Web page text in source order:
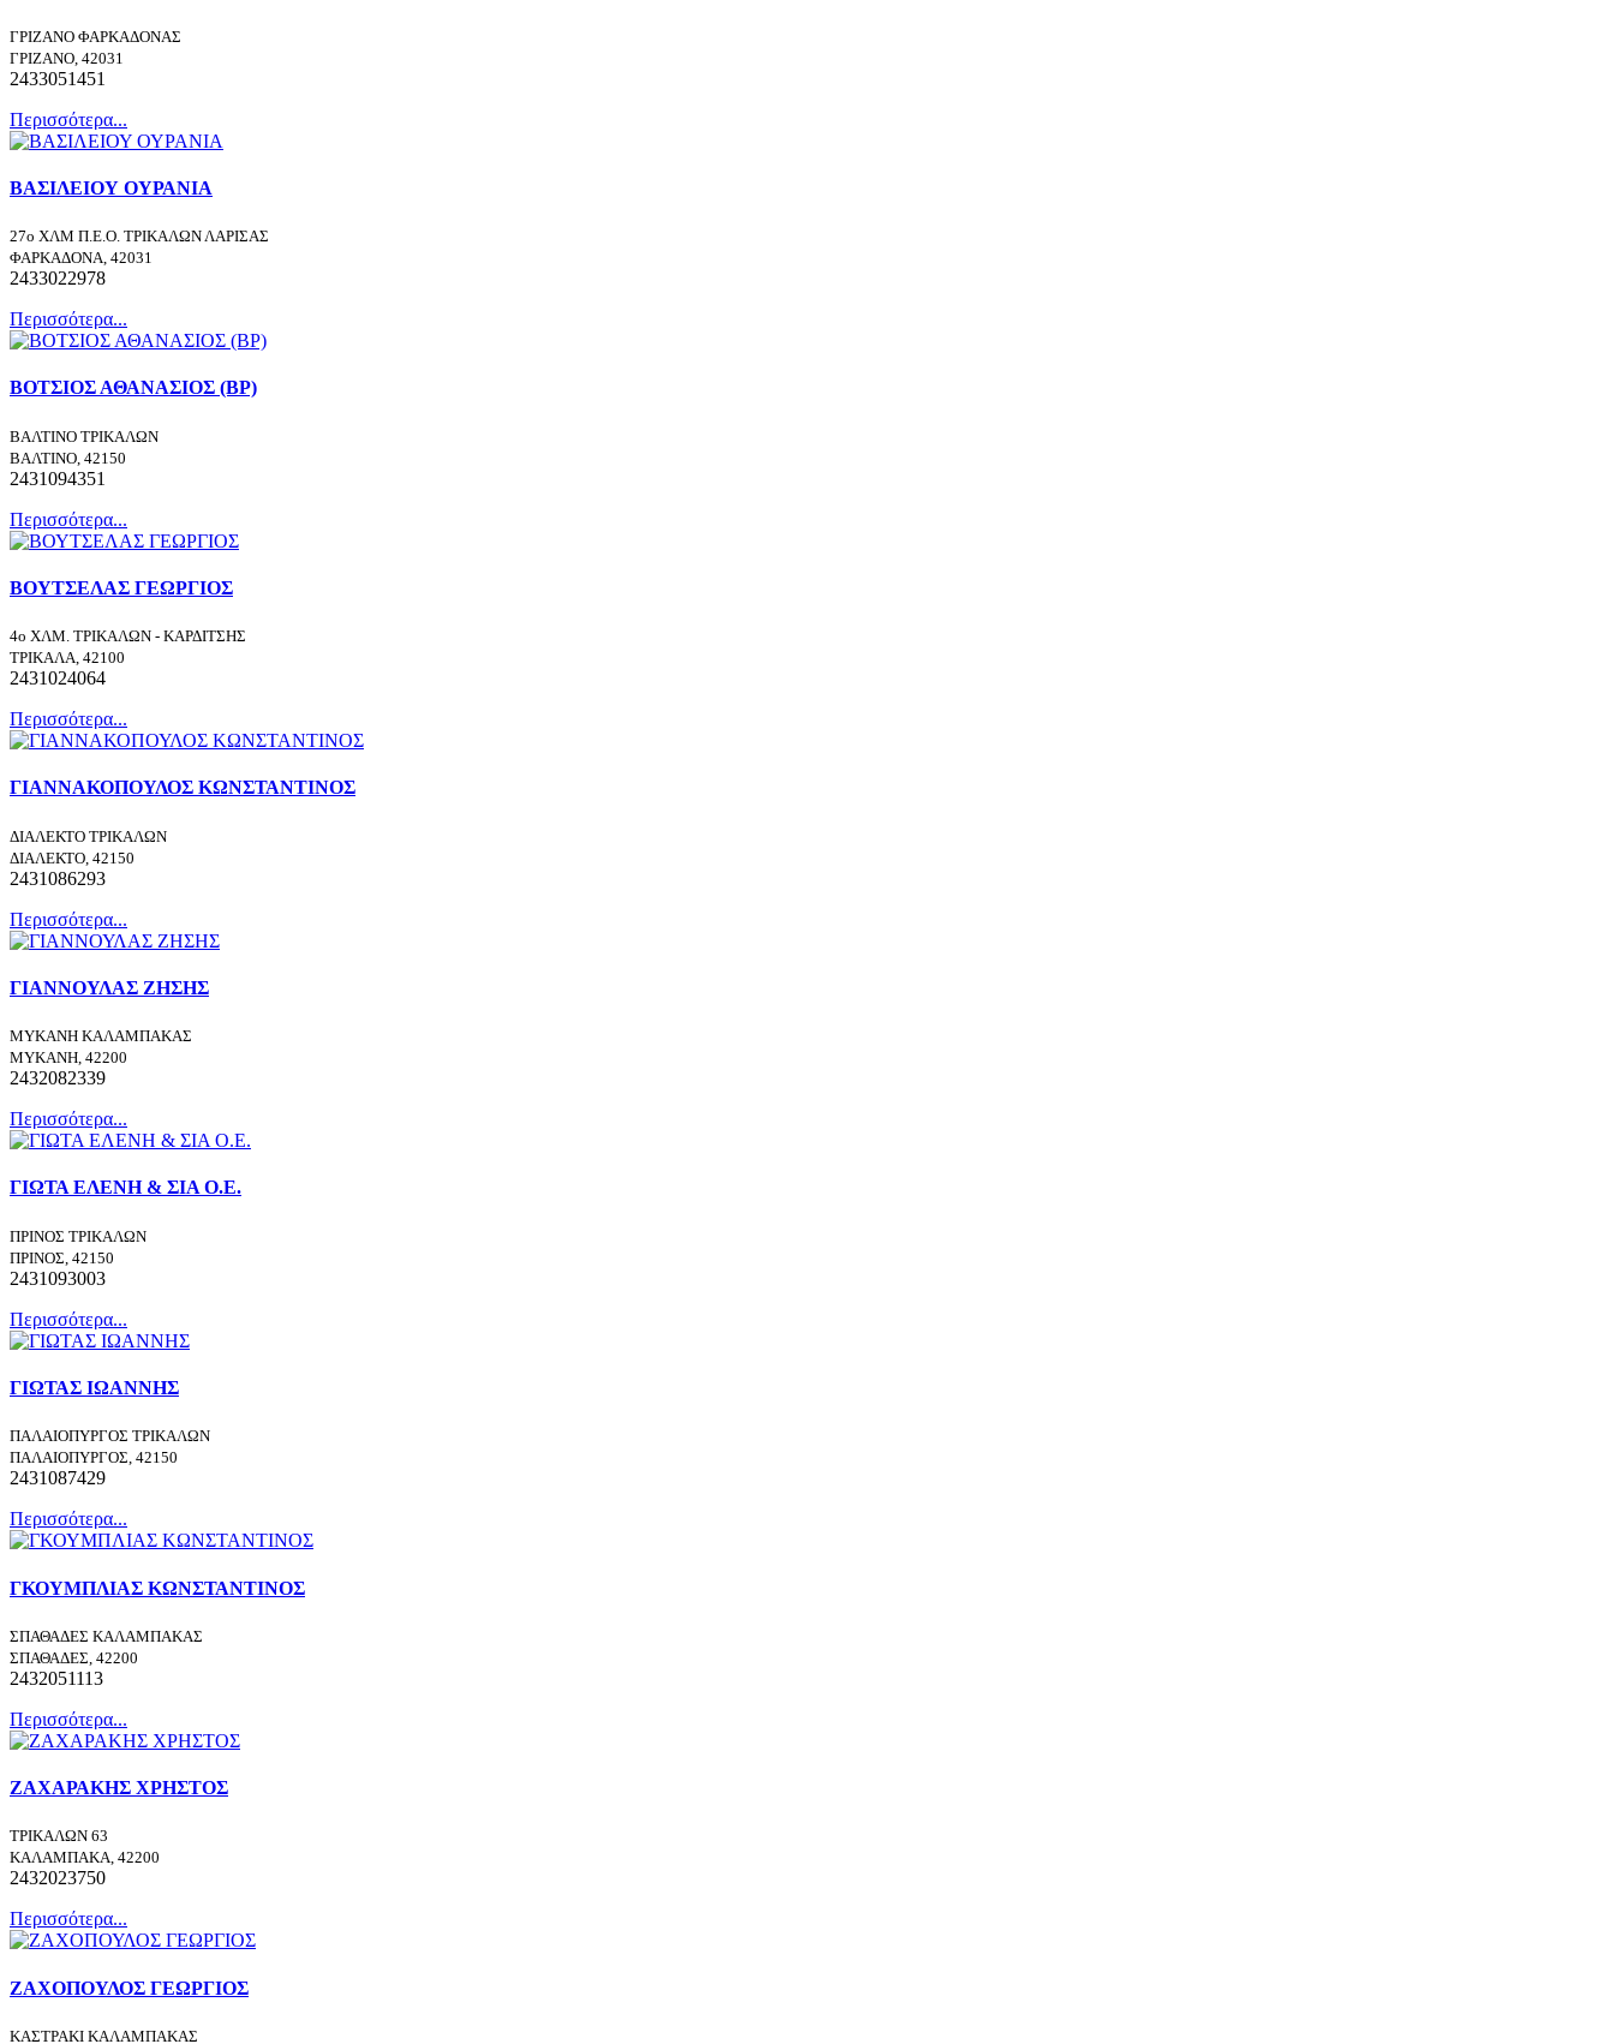
ΓΡΙΖΑΝΟ ΦΑΡΚΑΔΟΝΑΣ
ΓΡΙΖΑΝΟ, 42031
2433051451
Περισσότερα...
ΒΑΣΙΛΕΙΟΥ ΟΥΡΑΝΙΑ
27ο ΧΛΜ Π.Ε.Ο. ΤΡΙΚΑΛΩΝ ΛΑΡΙΣΑΣ
ΦΑΡΚΑΔΟΝΑ, 42031
2433022978
Περισσότερα...
ΒΟΤΣΙΟΣ ΑΘΑΝΑΣΙΟΣ (BP)
ΒΑΛΤΙΝΟ ΤΡΙΚΑΛΩΝ
ΒΑΛΤΙΝΟ, 42150
2431094351
Περισσότερα...
ΒΟΥΤΣΕΛΑΣ ΓΕΩΡΓΙΟΣ
4ο ΧΛΜ. ΤΡΙΚΑΛΩΝ - ΚΑΡΔΙΤΣΗΣ
ΤΡΙΚΑΛΑ, 42100
2431024064
Περισσότερα...
ΓΙΑΝΝΑΚΟΠΟΥΛΟΣ ΚΩΝΣΤΑΝΤΙΝΟΣ
ΔΙΑΛΕΚΤΟ ΤΡΙΚΑΛΩΝ
ΔΙΑΛΕΚΤΟ, 42150
2431086293
Περισσότερα...
ΓΙΑΝΝΟΥΛΑΣ ΖΗΣΗΣ
ΜΥΚΑΝΗ ΚΑΛΑΜΠΑΚΑΣ
ΜΥΚΑΝΗ, 42200
2432082339
Περισσότερα...
ΓΙΩΤΑ ΕΛΕΝΗ & ΣΙΑ Ο.Ε.
ΠΡΙΝΟΣ ΤΡΙΚΑΛΩΝ
ΠΡΙΝΟΣ, 42150
2431093003
Περισσότερα...
ΓΙΩΤΑΣ ΙΩΑΝΝΗΣ
ΠΑΛΑΙΟΠΥΡΓΟΣ ΤΡΙΚΑΛΩΝ
ΠΑΛΑΙΟΠΥΡΓΟΣ, 42150
2431087429
Περισσότερα...
ΓΚΟΥΜΠΛΙΑΣ ΚΩΝΣΤΑΝΤΙΝΟΣ
ΣΠΑΘΑΔΕΣ ΚΑΛΑΜΠΑΚΑΣ
ΣΠΑΘΑΔΕΣ, 42200
2432051113
Περισσότερα...
ΖΑΧΑΡΑΚΗΣ ΧΡΗΣΤΟΣ
ΤΡΙΚΑΛΩΝ 63
ΚΑΛΑΜΠΑΚΑ, 42200
2432023750
Περισσότερα...
ΖΑΧΟΠΟΥΛΟΣ ΓΕΩΡΓΙΟΣ
ΚΑΣΤΡΑΚΙ ΚΑΛΑΜΠΑΚΑΣ